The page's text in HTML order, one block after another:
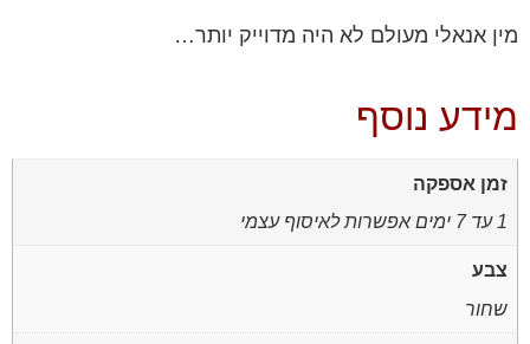
מין אנאלי מעולם לא היה מדוייק יותר…
מידע נוסף
זמן אספקה
1 עד 7 ימים אפשרות לאיסוף עצמי
צבע
שחור